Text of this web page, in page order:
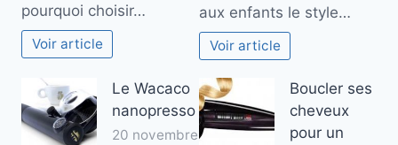
pourquoi choisir…
Voir article
aux enfants le style…
Voir article
Le Wacaco
nanopresso
20 novembre
Boucler ses
cheveux
pour un